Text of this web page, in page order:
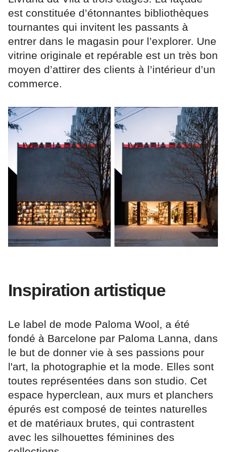
est constituée d’étonnantes bibliothèques
tournantes qui invitent les passants à
entrer dans le magasin pour l’explorer. Une
vitrine originale et repérable est un très bon
moyen d’attirer des clients à l’intérieur d’un
commerce.
Inspiration artistique
Le label de mode Paloma Wool, a été
fondé à Barcelone par Paloma Lanna, dans
le but de donner vie à ses passions pour
l'art, la photographie et la mode. Elles sont
toutes représentées dans son studio. Cet
espace hyperclean, aux murs et planchers
épurés est composé de teintes naturelles
et de matériaux brutes, qui contrastent
avec les silhouettes féminines des